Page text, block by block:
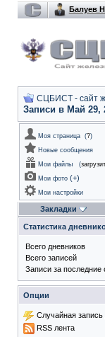
Балуев
СЦБИСТ - сайт
Записи в Май 29,
Моя страница (?)
Новые сообщения
Мои файлы
(
Мои фото (+)
Мои настройки
Закладки
Статистика
Всего дневников
Всего записей
Записи за последние
Опции
Случайная запись
RSS лента